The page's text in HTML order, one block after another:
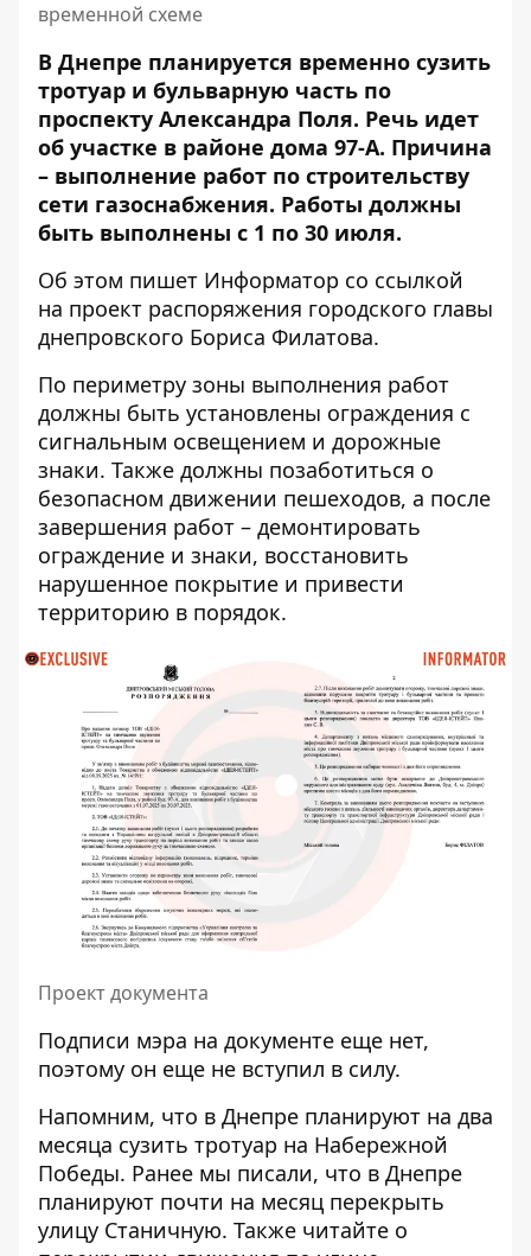
временной схеме
В Днепре планируется временно сузить
тротуар и бульварную часть по
проспекту Александра Поля. Речь идет
об участке в районе дома 97-А. Причина
– выполнение работ по строительству
сети газоснабжения. Работы должны
быть выполнены с 1 по 30 июля.
Об этом пишет Информатор со ссылкой
на проект распоряжения городского главы
днепровского Бориса Филатова.
По периметру зоны выполнения работ
должны быть установлены ограждения с
сигнальным освещением и дорожные
знаки. Также должны позаботиться о
безопасном движении пешеходов, а после
завершения работ – демонтировать
ограждение и знаки, восстановить
нарушенное покрытие и привести
территорию в порядок.
Проект документа
Подписи мэра на документе еще нет,
поэтому он еще не вступил в силу.
Напомним, что в Днепре планируют на два
месяца сузить тротуар на Набережной
Победы. Ранее мы писали, что в Днепре
планируют почти на месяц перекрыть
улицу Станичную. Также читайте о